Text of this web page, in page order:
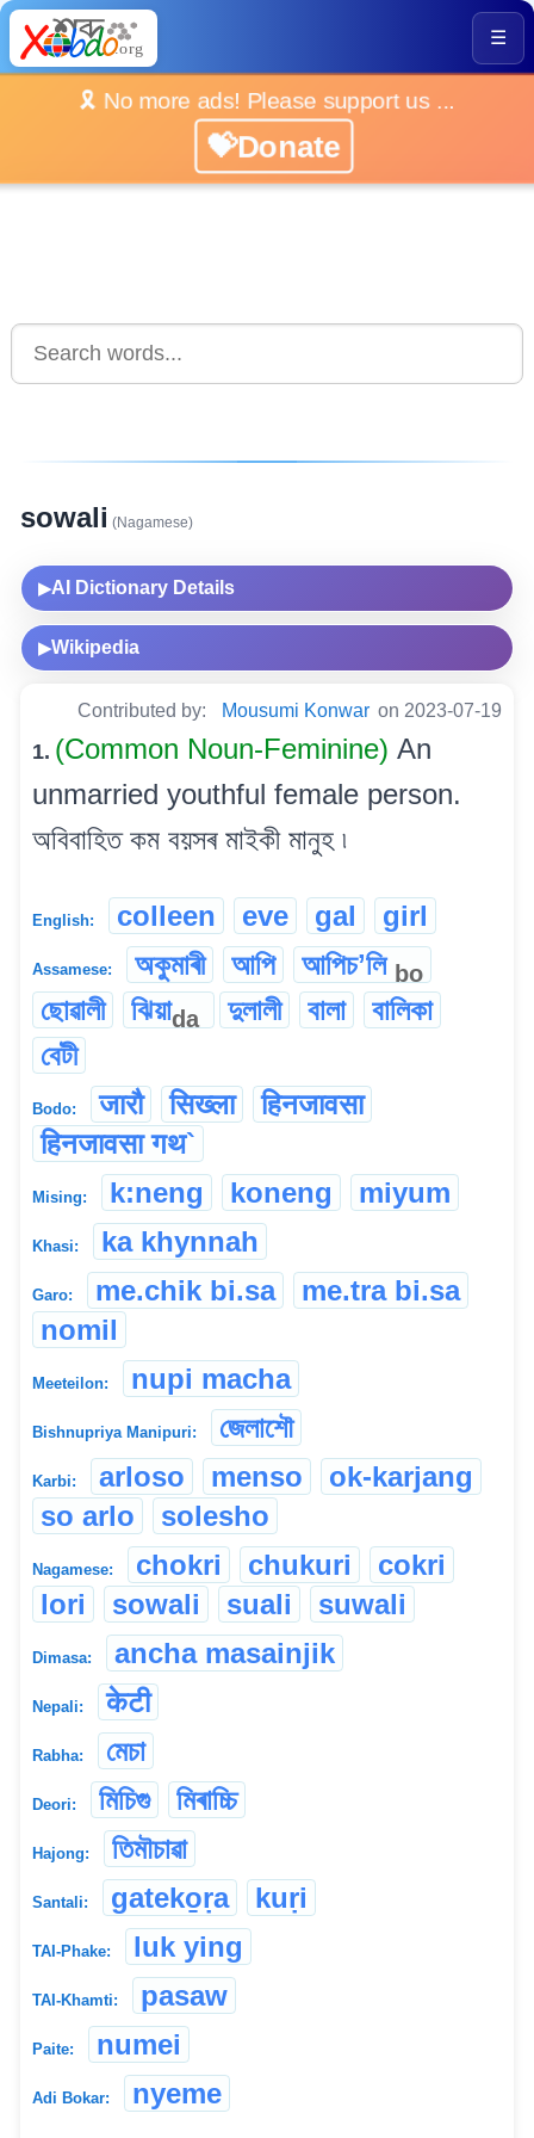
☰
🎗️ No more ads! Please support us ...
💝Donate
sowali (Nagamese)
▶AI Dictionary Details
▶Wikipedia
Contributed by: Mousumi Konwar on 2023-07-19
1. (Common Noun-Feminine) An
unmarried youthful female person.
অবিবাহিত কম বয়সৰ মাইকী মানুহ ৷
English: colleen eve gal girl
Assamese: অকুমাৰী আপি আপিচʼলি bo
ছোৱালী ঝিয়াda দুলালী বালা
বালিকা
বেটী
Bodo: जारौ सिख्ला
हिनजावसा
हिनजावसा गथ`
Mising: k:neng koneng miyum
Khasi: ka khynnah
Garo: me.chik bi.sa
me.tra bi.sa
nomil
Meeteilon: nupi macha
Bishnupriya Manipuri: জেলাশৌ
Karbi: arloso menso
ok-karjang
so arlo
solesho
Nagamese: chokri chukuri
cokri
lori
sowali suali suwali
Dimasa: ancha masainjik
Nepali: केटी
Rabha: মেচা
Deori: মিচিগু মিৰাচ্চি
Hajong: তিমৗচাৱা
Santali: gateko̱ṛa kuṛi
TAI-Phake: luk ying
TAI-Khamti: pasaw
Paite: numei
Adi Bokar: nyeme